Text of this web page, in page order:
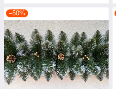
–50%